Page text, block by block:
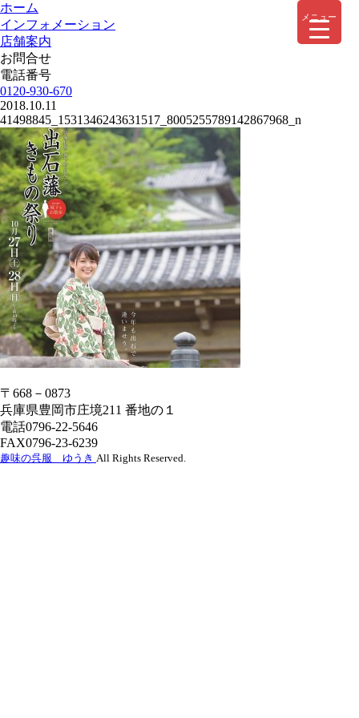
ホーム
インフォメーション
店舗案内
お問合せ
電話番号
0120-930-670
2018.10.11
41498845_1531346243631517_8005255789142867968_n
〒668－0873
兵庫県豊岡市庄境211 番地の１
電話0796-22-5646
FAX0796-23-6239
趣味の呉服 ゆうき All Rights Reserved.
メニュー